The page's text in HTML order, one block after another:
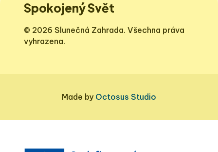
Spokojený Svět
© 2026 Slunečná Zahrada. Všechna práva
vyhrazena.
Made by Octosus Studio